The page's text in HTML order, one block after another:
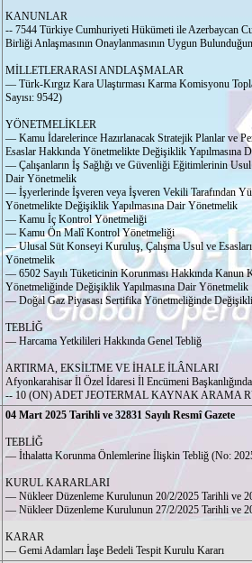
KANUNLAR
-- 7544 Türkiye Cumhuriyeti Hükümeti ile Azerbaycan
Birliği Anlaşmasının Onaylanmasının Uygun
MİLLETLERARASI ANDLAŞMALAR
–– Türk-Kırgız Kara Ulaştırması Karma Komisyonu
Sayısı: 9542)
YÖNETMELİKLER
–– Kamu İdarelerince Hazırlanacak Stratejik Planlar ve
Esaslar Hakkında Yönetmelikte Değişiklik Yapılmasına
–– Çalışanların İş Sağlığı ve Güvenliği Eğitimlerinin
Dair Yönetmelik
–– İşyerlerinde İşveren veya İşveren Vekili Tarafından
Yönetmelikte Değişiklik Yapılmasına Dair Yönetmelik
–– Kamu İç Kontrol Yönetmeliği
–– Kamu Ön Malî Kontrol Yönetmeliği
–– Ulusal Süt Konseyi Kuruluş, Çalışma Usul ve
Yönetmelik
–– 6502 Sayılı Tüketicinin Korunması Hakkında Kanun
Yönetmeliğinde Değişiklik Yapılmasına Dair Yönetmelik
–– Doğal Gaz Piyasası Sertifika Yönetmeliğinde
TEBLİĞ
–– Harcama Yetkilileri Hakkında Genel Tebliğ
ARTIRMA, EKSİLTME VE İHALE İLÂNLARI
Afyonkarahisar İl Özel İdaresi İl Encümeni
-- 10 (ON) ADET JEOTERMAL KAYNAK ARAMA
04 Mart 2025 Tarihli ve 32831 Sayılı Resmî Gazete
TEBLİĞ
–– İthalatta Korunma Önlemlerine İlişkin Tebliğ (No:
KURUL KARARLARI
–– Nükleer Düzenleme Kurulunun 20/2/2025 Tarihli ve
–– Nükleer Düzenleme Kurulunun 27/2/2025 Tarihli ve
KARAR
–– Gemi Adamları İaşe Bedeli Tespit Kurulu Kararı